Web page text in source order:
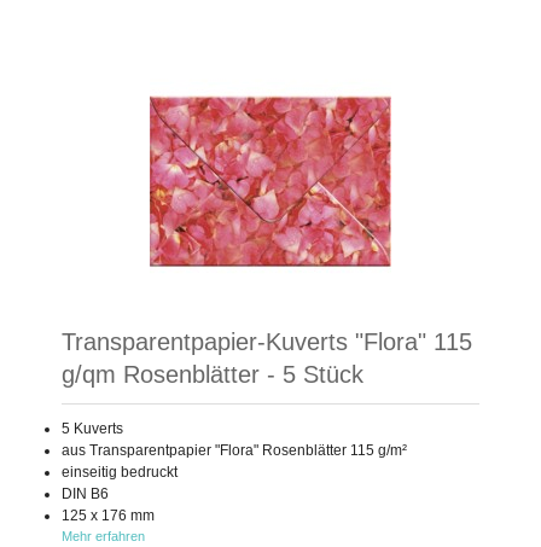
Transparentpapier-Kuverts "Flora" 115
g/qm Rosenblätter - 5 Stück
5 Kuverts
aus Transparentpapier "Flora" Rosenblätter 115 g/m²
einseitig bedruckt
DIN B6
125 x 176 mm
Mehr erfahren